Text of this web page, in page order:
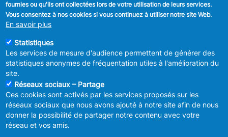
Linkedin
MENU
FOOTER
LEGAL
Déclaration de confidentialité
Déclaration d'accessibilité
fournies ou qu'ils ont collectées lors de votre utilisation de leurs services.
Vous consentez à nos cookies si vous continuez à utiliser notre site Web.
En savoir plus
Statistiques
Les services de mesure d'audience permettent de générer des
statistiques anonymes de fréquentation utiles à l'amélioration du
site.
Réseaux sociaux – Partage
Ces cookies sont activés par les services proposés sur les
réseaux sociaux que nous avons ajouté à notre site afin de nous
donner la possibilité de partager notre contenu avec votre
réseau et vos amis.